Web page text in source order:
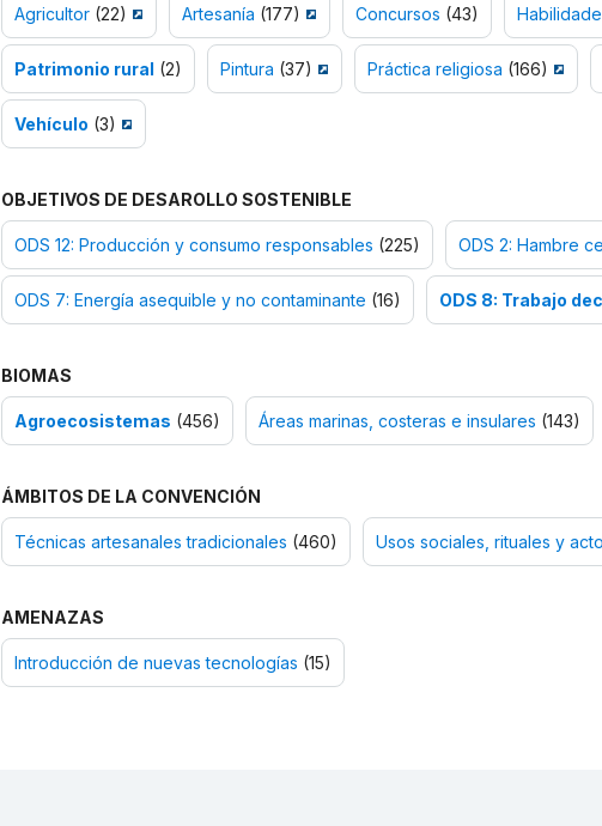
Agricultor(22) Artesanía (177) Concursos (43)
Patrimonio rural (2) Pintura (37) Práctica religiosa (166)
Vehículo (3)
OBJETIVOS DE DESAROLLO SOSTENIBLE
ODS 12: Producción y consumo responsables (225) ODS 2: Hambre
ODS 7: Energía asequible y no contaminante (16) ODS 8: Trabajo
BIOMAS
Agroecosistemas (456) Áreas marinas, costeras e insulares (143)
ÁMBITOS DE LA CONVENCIÓN
Técnicas artesanales tradicionales (460) Usos sociales, rituales y
AMENAZAS
Introducción de nuevas tecnologías (15)